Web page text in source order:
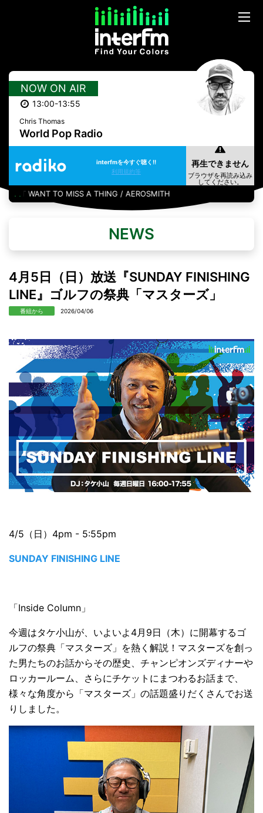
NOW ON AIR
13:00-13:55
Chris Thomas
World Pop Radio
interfmを今すぐ聴く!!
利用規約等
WANT TO MISS A THING / AEROSMITH
NEWS
4月5日（日）放送『SUNDAY FINISHING
LINE』ゴルフの祭典「マスターズ」
番組から 2026/04/06
4/5（日）4pm - 5:55pm
SUNDAY FINISHING LINE
「Inside Column」
今週はタケ小山が、いよいよ4月9日（木）に開幕するゴ
ルフの祭典「マスターズ」を熱く解説！マスターズを創っ
た男たちのお話からその歴史、チャンピオンズディナーや
ロッカールーム、さらにチケットにまつわるお話まで、
様々な角度から「マスターズ」の話題盛りだくさんでお送
りしました。